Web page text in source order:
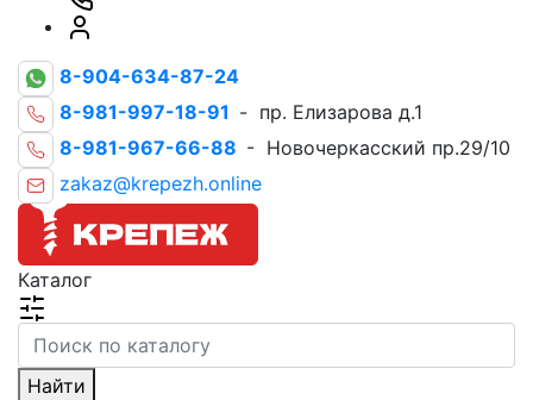
8-904-634-87-24
8-981-997-18-91 - пр. Елизарова д.1
8-981-967-66-88 - Новочеркасский пр.29/10
zakaz@krepezh.online
Каталог
Найти